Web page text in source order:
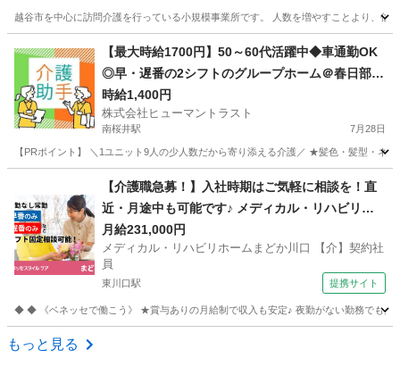
越谷市を中心に訪問介護を行っている小規模事業所です。 人数を増やすことより、
北越谷駅 訪問介護
【最大時給1700円】50～60代活躍中◆車通勤OK
◎早・遅番の2シフトのグループホーム＠春日部(E
S1W-3334_1)
時給1,400円
株式会社ヒューマントラスト
南桜井駅 7月28日
【PRポイント】 ＼1ユニット9人の少人数だから寄り添える介護／ ★髪色・髪型・
南桜井駅 介護
【介護職急募！】入社時期はご気軽に相談を！直
近・月途中も可能です♪ メディカル・リハビリホ
ームまどか川口 【介】契約社員 老人介護施設スタ
ッフ
月給231,000円
メディカル・リハビリホームまどか川口 【介】契約社
員
東川口駅 提携サイト
◆ ◆ 《ベネッセで働こう》 ★賞与ありの月給制で収入も安定♪ 夜勤がない勤務でも月
埼玉 川口市
もっと見る